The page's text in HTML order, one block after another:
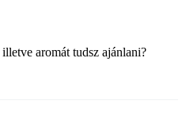
aromát tudsz ajánlani?